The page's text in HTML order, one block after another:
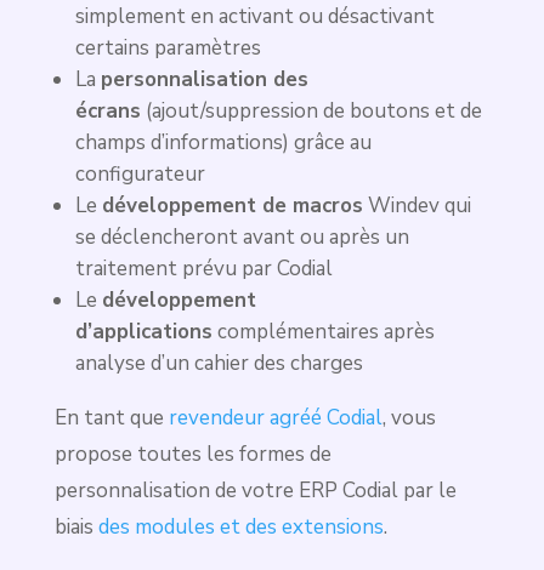
simplement en activant ou désactivant
certains paramètres
La personnalisation des
écrans (ajout/suppression de boutons et de
champs d’informations) grâce au
configurateur
Le développement de macros Windev qui
se déclencheront avant ou après un
traitement prévu par Codial
Le développement
d’applications complémentaires après
analyse d’un cahier des charges
En tant que revendeur agréé Codial, vous
propose toutes les formes de
personnalisation de votre ERP Codial par le
biais des modules et des extensions.